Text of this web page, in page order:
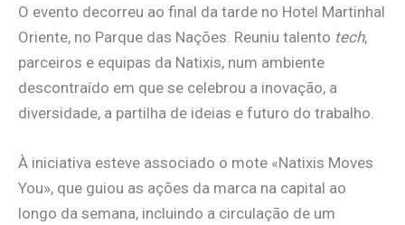
O evento decorreu ao final da tarde no Hotel Martinhal
Oriente, no Parque das Nações. Reuniu talento tech,
parceiros e equipas da Natixis, num ambiente
descontraído em que se celebrou a inovação, a
diversidade, a partilha de ideias e futuro do trabalho.
À iniciativa esteve associado o mote «Natixis Moves
You», que guiou as ações da marca na capital ao
longo da semana, incluindo a circulação de um